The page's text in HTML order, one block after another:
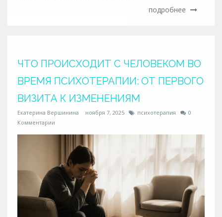
подробнее
ЧТО ПРОИСХОДИТ С ЧЕЛОВЕКОМ ВО
ВРЕМЯ ПСИХОТЕРАПИИ: ОТ ПЕРВОГО
ВИЗИТА К ИЗМЕНЕНИЯМ
Екатерина Вершинина ноября 7, 2025 психотерапия
0
Комментарии